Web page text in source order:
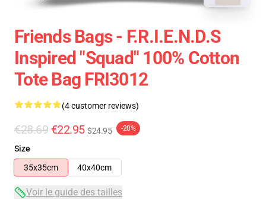
Friends Bags - F.R.I.E.N.D.S
Inspired "Squad" 100% Cotton
Tote Bag FRI3012
(4 customer reviews)
€28.69 €22.95 $24.95 -20%
Size
35x35cm
40x40cm
Voir le guide des tailles